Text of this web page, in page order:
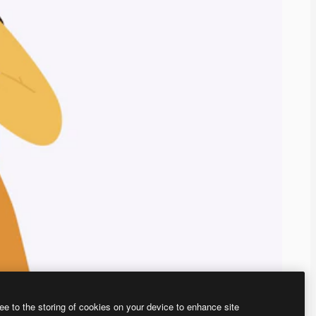
to the storing of cookies on your device to enhance site